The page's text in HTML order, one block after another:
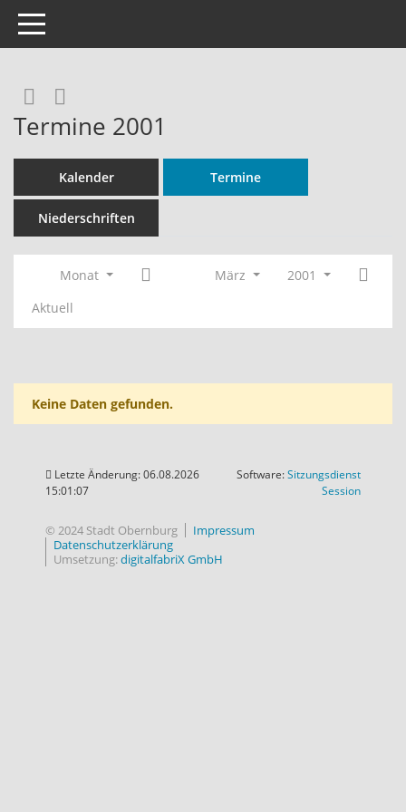
Toggle navigation
Rechercheauswahl
Termine 2001
Kalender Termine
Niederschriften
Monat März
2001
Aktuell
Keine Daten gefunden.
Letzte Änderung: 06.08.2026
15:01:07
Software:Sitzungsdienst
Session(Wird in
© 2024 Stadt Obernburg
Impressum
Datenschutzerklärung
Umsetzung:digitalfabriX GmbH